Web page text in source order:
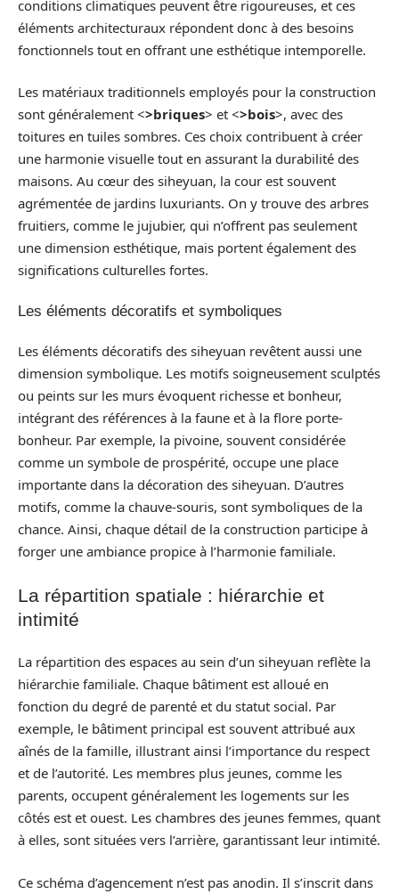
conditions climatiques peuvent être rigoureuses, et ces
éléments architecturaux répondent donc à des besoins
fonctionnels tout en offrant une esthétique intemporelle.
Les matériaux traditionnels employés pour la construction
sont généralement <>briques> et <>bois>, avec des
toitures en tuiles sombres. Ces choix contribuent à créer
une harmonie visuelle tout en assurant la durabilité des
maisons. Au cœur des siheyuan, la cour est souvent
agrémentée de jardins luxuriants. On y trouve des arbres
fruitiers, comme le jujubier, qui n’offrent pas seulement
une dimension esthétique, mais portent également des
significations culturelles fortes.
Les éléments décoratifs et symboliques
Les éléments décoratifs des siheyuan revêtent aussi une
dimension symbolique. Les motifs soigneusement sculptés
ou peints sur les murs évoquent richesse et bonheur,
intégrant des références à la faune et à la flore porte-
bonheur. Par exemple, la pivoine, souvent considérée
comme un symbole de prospérité, occupe une place
importante dans la décoration des siheyuan. D’autres
motifs, comme la chauve-souris, sont symboliques de la
chance. Ainsi, chaque détail de la construction participe à
forger une ambiance propice à l’harmonie familiale.
La répartition spatiale : hiérarchie et
intimité
La répartition des espaces au sein d’un siheyuan reflète la
hiérarchie familiale. Chaque bâtiment est alloué en
fonction du degré de parenté et du statut social. Par
exemple, le bâtiment principal est souvent attribué aux
aînés de la famille, illustrant ainsi l’importance du respect
et de l’autorité. Les membres plus jeunes, comme les
parents, occupent généralement les logements sur les
côtés est et ouest. Les chambres des jeunes femmes, quant
à elles, sont situées vers l’arrière, garantissant leur intimité.
Ce schéma d’agencement n’est pas anodin. Il s’inscrit dans